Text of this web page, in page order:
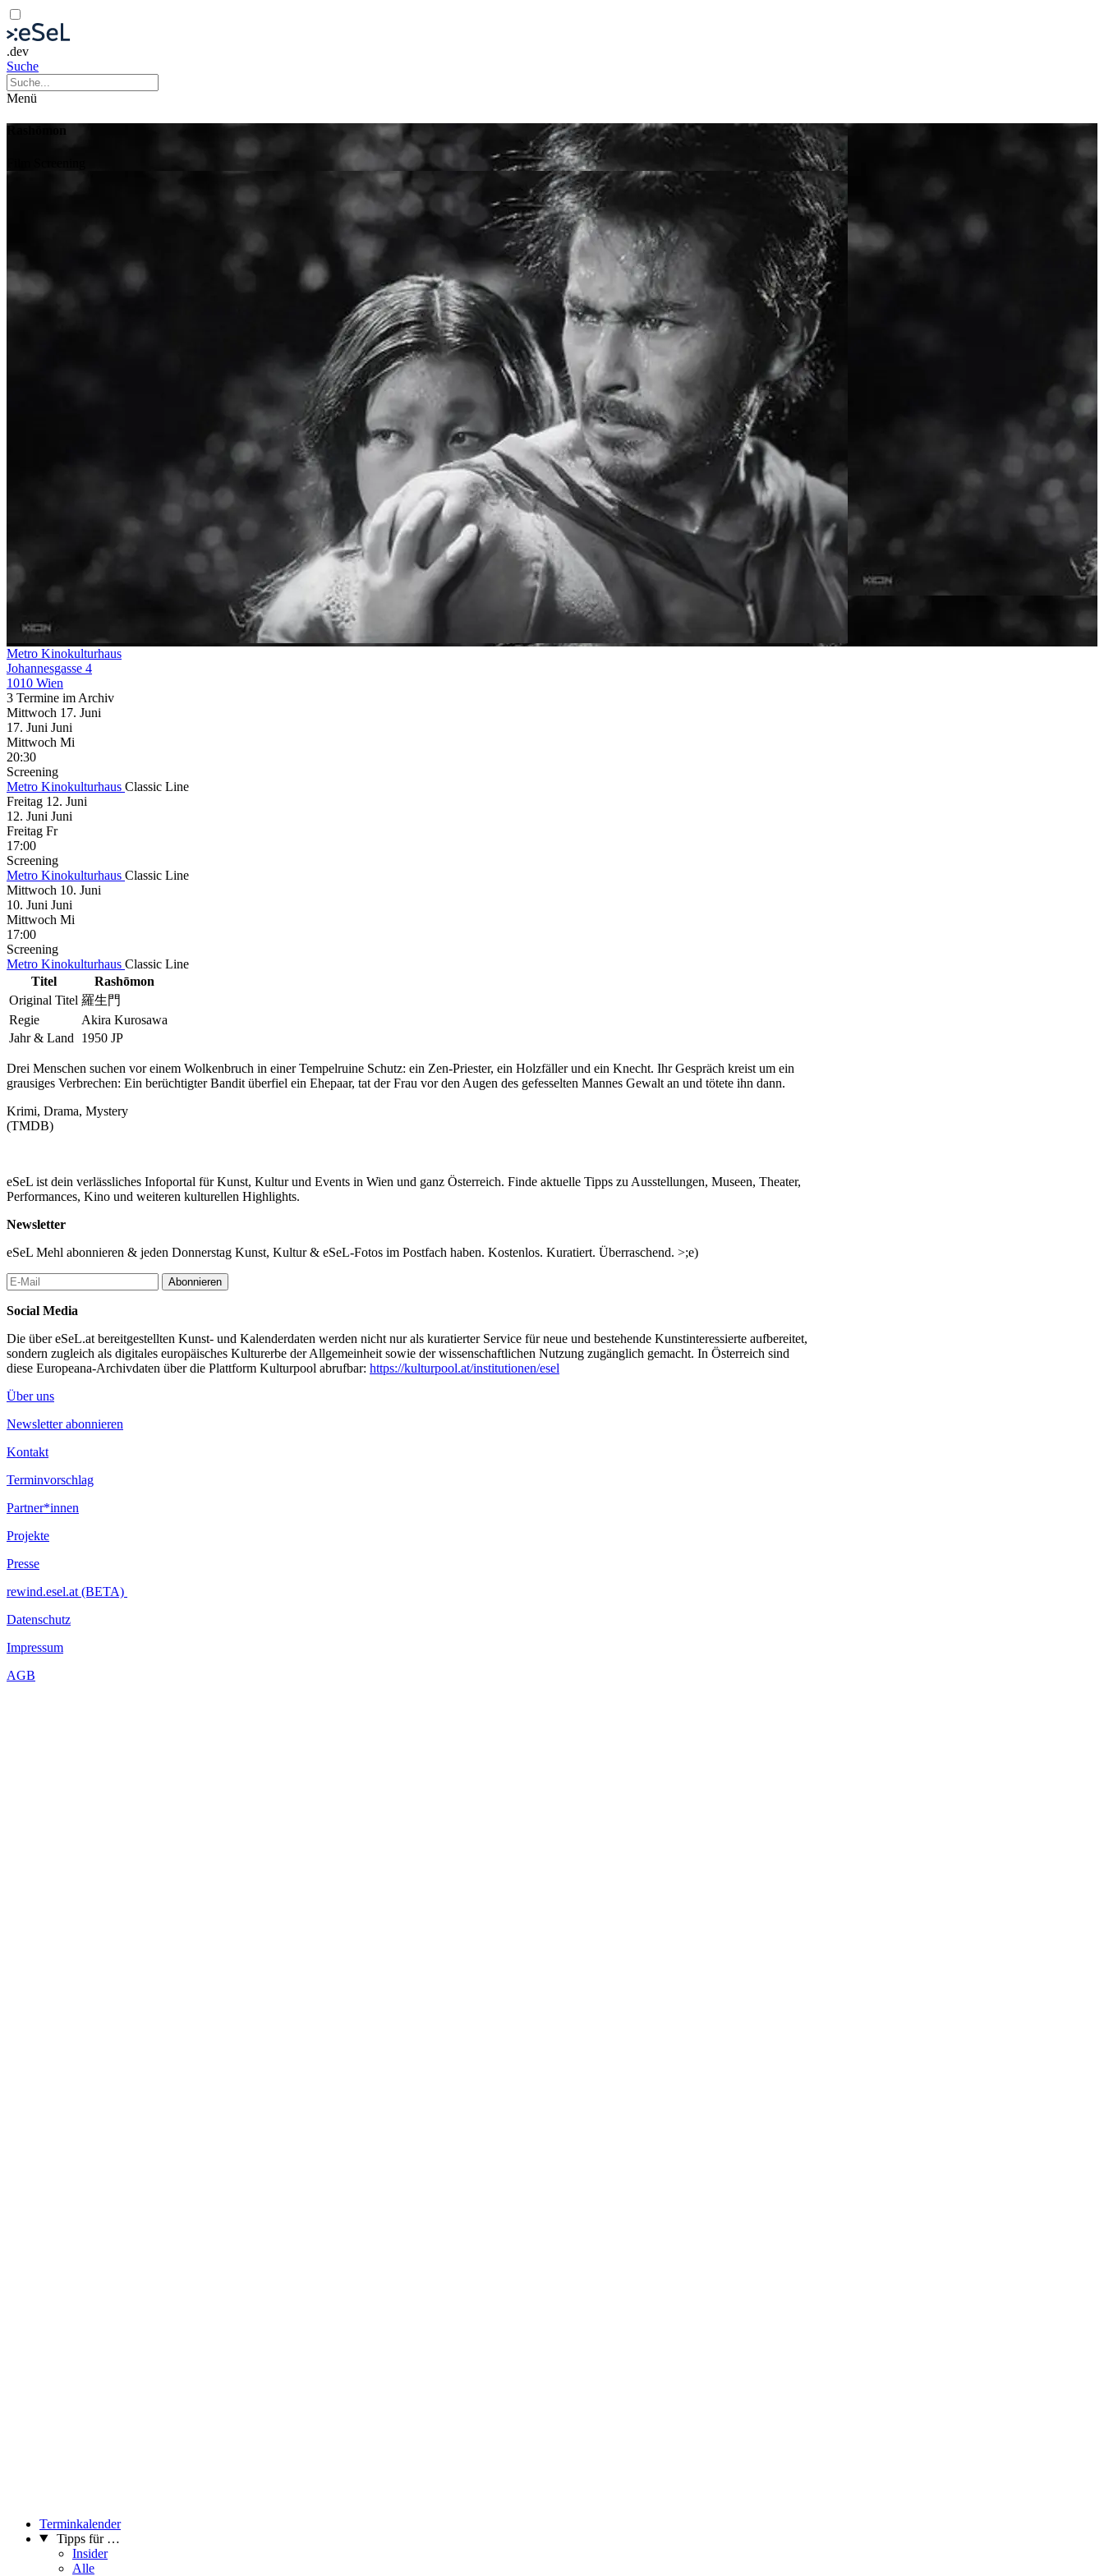
.dev
Suche
Menü
Rashōmon
Metro Kinokulturhaus
Johannesgasse 4
1010 Wien
3 Termine im Archiv
Mittwoch 17. Juni
17. Juni Juni
Mittwoch Mi
20:30
Screening
Metro Kinokulturhaus Classic Line
Freitag 12. Juni
12. Juni Juni
Freitag Fr
17:00
Screening
Metro Kinokulturhaus Classic Line
Mittwoch 10. Juni
10. Juni Juni
Mittwoch Mi
17:00
Screening
Metro Kinokulturhaus Classic Line
Titel
Rashōmon
Original Titel 羅生門
Regie
Akira Kurosawa
Jahr & Land
1950 JP
Drei Menschen suchen vor einem Wolkenbruch in einer Tempelruine Schutz: ein Zen-Priester, ein Holzfäller und ein Knecht. Ihr Gespräch kreist um ein
grausiges Verbrechen: Ein berüchtigter Bandit überfiel ein Ehepaar, tat der Frau vor den Augen des gefesselten Mannes Gewalt an und tötete ihn dann.
Krimi, Drama, Mystery
(TMDB)
eSeL ist dein verlässliches Infoportal für Kunst, Kultur und Events in Wien und ganz Österreich. Finde aktuelle Tipps zu Ausstellungen, Museen, Theater,
Performances, Kino und weiteren kulturellen Highlights.
Newsletter
eSeL Mehl abonnieren & jeden Donnerstag Kunst, Kultur & eSeL-Fotos im Postfach haben. Kostenlos. Kuratiert. Überraschend. >;e)
Abonnieren
Social Media
Die über eSeL.at bereitgestellten Kunst- und Kalenderdaten werden nicht nur als kuratierter Service für neue und bestehende Kunstinteressierte aufbereitet,
sondern zugleich als digitales europäisches Kulturerbe der Allgemeinheit sowie der wissenschaftlichen Nutzung zugänglich gemacht. In Österreich sind
diese Europeana-Archivdaten über die Plattform Kulturpool abrufbar: https://kulturpool.at/institutionen/esel
Über uns
Newsletter abonnieren
Kontakt
Terminvorschlag
Partner*innen
Projekte
Presse
rewind.esel.at (BETA)
Datenschutz
Impressum
AGB
Terminkalender
Tipps für …
Insider
Alle